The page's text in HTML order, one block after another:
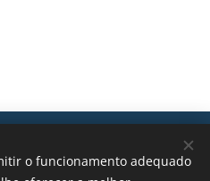
o funcionamento adequado